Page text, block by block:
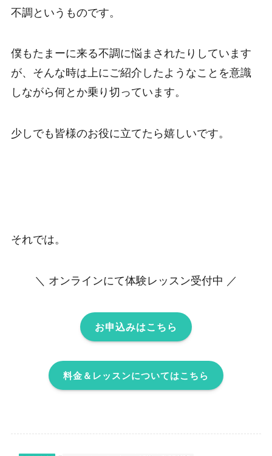
不調というものです。
僕もたまーに来る不調に悩まされたりしています
が、そんな時は上にご紹介したようなことを意識
しながら何とか乗り切っています。
少しでも皆様のお役に立てたら嬉しいです。
それでは。
＼ オンラインにて体験レッスン受付中 ／
お申込みはこちら
料金＆レッスンについてはこちら